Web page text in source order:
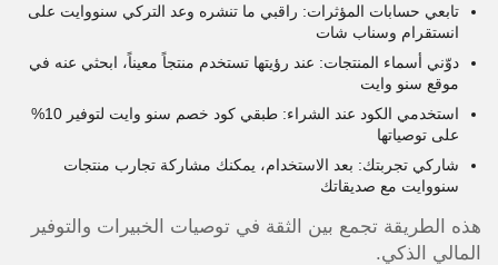
تابعي حسابات المؤثرات: راقبي ما تنشره وعد التركي سنووايت على
انستقرام وسناب شات
دوّني أسماء المنتجات: عند رؤيتها تستخدم منتجاً معيناً، ابحثي عنه في
موقع سنو وايت
استخدمي الكود عند الشراء: طبقي كود خصم سنو وايت لتوفير 10%
على توصياتها
شاركي تجربتك: بعد الاستخدام، يمكنك مشاركة تجارب منتجات
سنووايت مع صديقاتك
هذه الطريقة تجمع بين الثقة في توصيات الخبيرات والتوفير
المالي الذكي.